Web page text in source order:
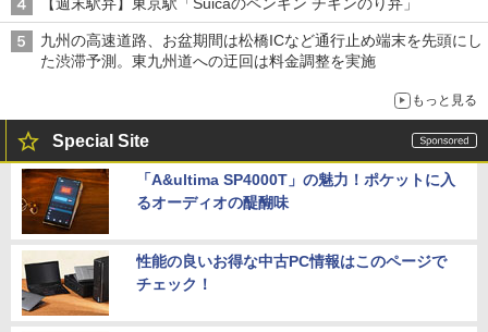
九州の高速道路、お盆期間は松橋ICなど通行止め端末を先頭にし
た渋滞予測。東九州道への迂回は料金調整を実施
もっと見る
Special Site
「A&ultima SP4000T」の魅力！ポケットに入
るオーディオの醍醐味
性能の良いお得な中古PC情報はこのページで
チェック！